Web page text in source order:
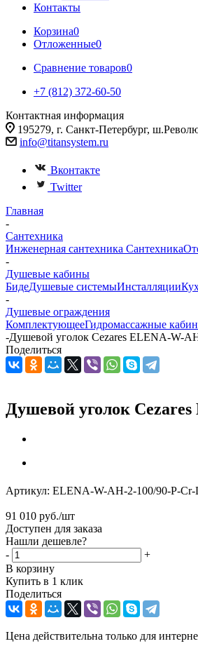
Контакты
Корзина0
Отложенные0
Сравнение товаров0
+7 (812) 372-60-50
Контактная информация
195279, г. Санкт-Петербург,
info@titansystem.ru
Вконтакте
Twitter
Главная
-
Сантехника
Инженерная сантехника Сантехника
-
Душевые кабины
БидеДушевые системыИнсталляции
-
Душевые ограждения
КомплектующееГидромассажные
-Душевой уголок Cezares ELENA-W-
Поделиться
Душевой уголок
Артикул: ELENA-W-AH-2-100/90-P-Cr-
91 010 руб./шт
Доступен для заказа
Нашли дешевле?
-
+
В корзину
Купить в 1 клик
Поделиться
Цена действительна только для